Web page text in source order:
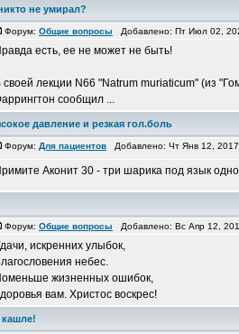
не умирал?
Форум: Общие вопросы Добавлено: Пт Июл 02,
есть, ее не может не быть!
своей лекции N66 "Natrum muriaticum" (из
сообщил ...
давление и резкая гол.боль
Форум: Для пациентов Добавлено: Чт Янв 12,
Аконит 30 - три шарика под язык
Форум: Общие вопросы Добавлено: Вс Апр 12,
искренних улыбок,
небес.
жизненных ошибок,
вам. Христос воскрес!
кашле!